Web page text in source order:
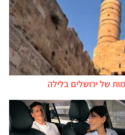
של ירושלים בלילה